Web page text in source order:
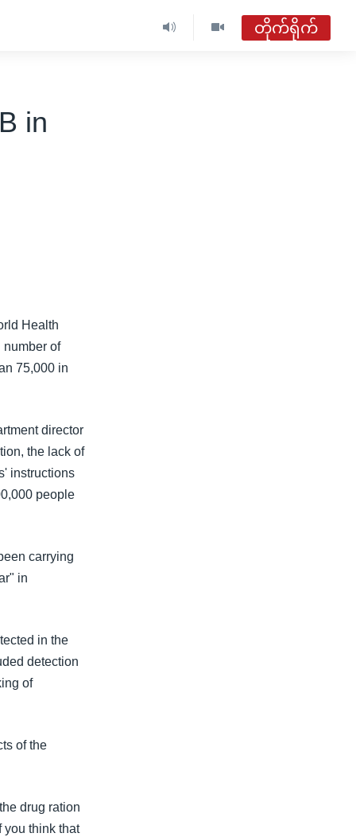
တိုက်ရိုက်
in
Health
number of
75,000 in
director
the lack of
instructions
people
carrying
in
in the
detection
of
of the
drug ration
you think that